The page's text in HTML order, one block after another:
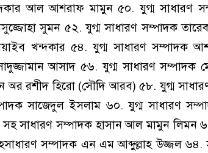
আল আশরাফ মামুন ৫০. যুগ্ম সাধারণ
সুমন ৫২. যুগ্ম সাধারণ সম্পাদক
খন্দকার ৫৪. যুগ্ম সাধারণ সম্পাদক
আসাদ ৫৬. যুগ্ম সাধারণ সম্পাদক
অর রশীদ হিরো (সৌদি আরব) ৫৮. যুগ্ম
সাজেদুল ইসলাম ৬০. যুগ্ম সাধারণ
সহ সাধারণ সম্পাদক হাসান আল মামুন লিমন
সম্পাদক এন এম আব্দুল্লাহ উজ্জল ৬৪.